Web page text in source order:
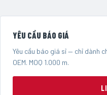
YÊU CẦU BÁO GIÁ
Yêu cầu báo giá sỉ — chỉ dành
OEM. MOQ 1.000 m.